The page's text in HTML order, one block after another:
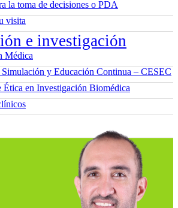
la toma de decisiones o PDA
visita
e investigación
Médica
Simulación y Educación Continua – CESEC
Ética en Investigación Biomédica